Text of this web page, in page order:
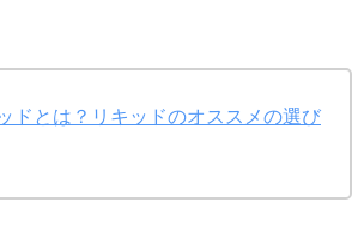
ドとは？リキッドのオススメの選び